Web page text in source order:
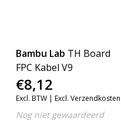
Bambu Lab TH Board
FPC Kabel V9
€8,12
Excl. BTW | Excl. Verzendkosten
Nog niet gewaardeerd